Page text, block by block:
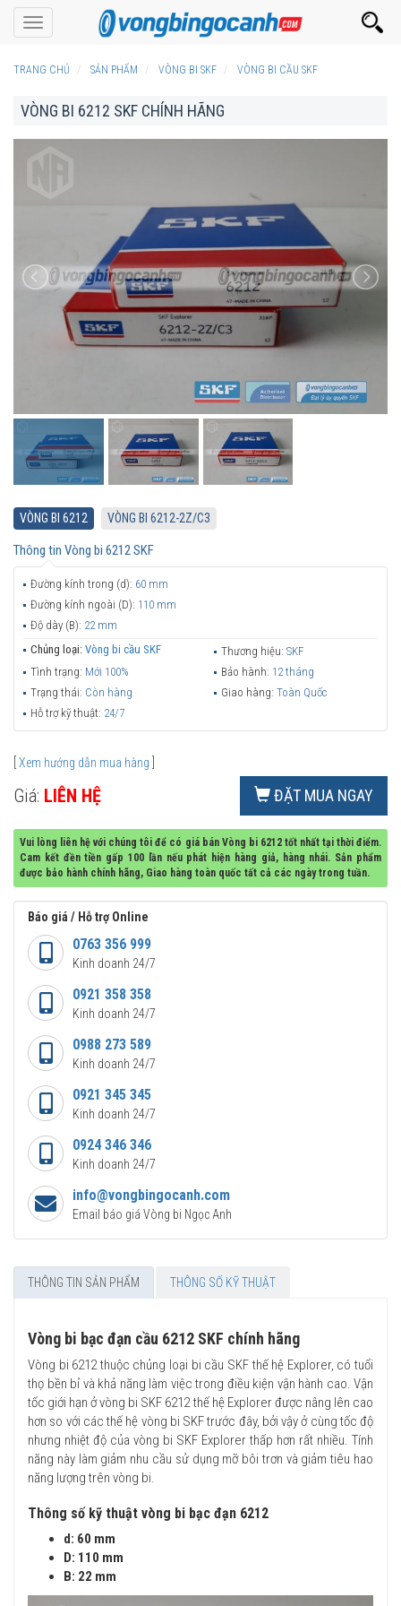
Toggle
navigation
TRANG CHỦ SẢN PHẨM VÒNG BI SKF VÒNG BI CẦU SKF
VÒNG BI 6212 SKF CHÍNH HÃNG
VÒNG BI 6212 VÒNG BI 6212-2Z/C3
Thông tin Vòng bi 6212 SKF
Đường kính trong (d): 60 mm
Đường kính ngoài (D): 110 mm
Độ dày (B): 22 mm
Chủng loại: Vòng bi cầu SKF Thương hiệu: SKF
Tình trạng: Mới 100% Bảo hành: 12 tháng
Trạng thái: Còn hàng Giao hàng: Toàn Quốc
Hỗ trợ kỹ thuật: 24/7
Xem hướng dẫn mua hàng
Giá: LIÊN HỆ ĐẶT MUA NGAY
Vui lòng liên hệ với chúng tôi để có giá bán Vòng bi 6212 tốt nhất tại thời điểm.
Cam kết đền tiền gấp 100 lần nếu phát hiện hàng giả, hàng nhái. Sản phẩm
được bảo hành chính hãng, Giao hàng toàn quốc tất cả các ngày trong tuần.
Báo giá / Hỗ trợ Online
0763 356 999
Kinh doanh 24/7
0921 358 358
Kinh doanh 24/7
0988 273 589
Kinh doanh 24/7
0921 345 345
Kinh doanh 24/7
0924 346 346
Kinh doanh 24/7
info@vongbingocanh.com
Email báo giá Vòng bi Ngọc Anh
THÔNG TIN SẢN PHẨM THÔNG SỐ KỸ THUẬT
Vòng bi bạc đạn cầu 6212 SKF chính hãng
Vòng bi 6212 thuộc chủng loại bi cầu SKF thế hệ Explorer, có tuổi
thọ bền bỉ và khả năng làm việc trong điều kiện vận hành cao. Vận
tốc giới hạn ở vòng bi SKF 6212 thế hệ Explorer được nâng lên cao
hơn so với các thế hệ vòng bi SKF trước đây, bởi vậy ở cùng tốc độ
nhưng nhiệt độ của vòng bi SKF Explorer thấp hơn rất nhiều. Tính
năng này làm giảm nhu cầu sử dụng mỡ bôi trơn và giảm tiêu hao
năng lượng trên vòng bi.
Thông số kỹ thuật vòng bi bạc đạn 6212
d: 60 mm
D: 110 mm
B: 22 mm